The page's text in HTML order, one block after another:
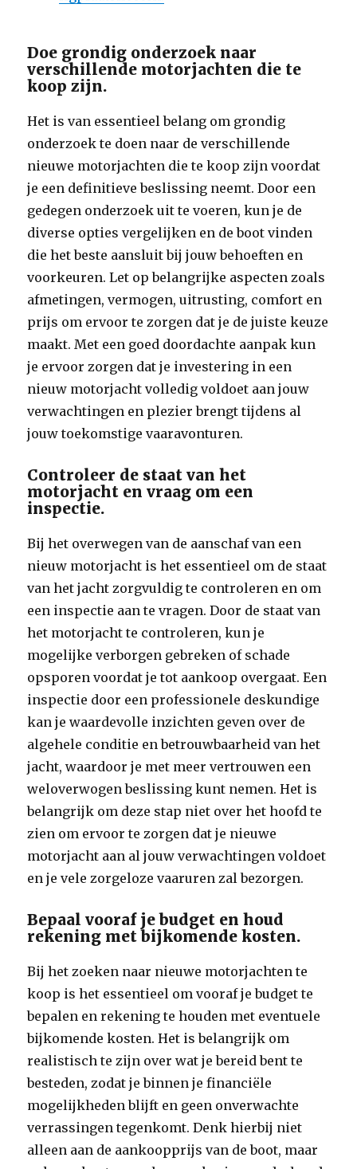
Doe grondig onderzoek naar
verschillende motorjachten die te
koop zijn.
Het is van essentieel belang om grondig
onderzoek te doen naar de verschillende
nieuwe motorjachten die te koop zijn voordat
je een definitieve beslissing neemt. Door een
gedegen onderzoek uit te voeren, kun je de
diverse opties vergelijken en de boot vinden
die het beste aansluit bij jouw behoeften en
voorkeuren. Let op belangrijke aspecten zoals
afmetingen, vermogen, uitrusting, comfort en
prijs om ervoor te zorgen dat je de juiste keuze
maakt. Met een goed doordachte aanpak kun
je ervoor zorgen dat je investering in een
nieuw motorjacht volledig voldoet aan jouw
verwachtingen en plezier brengt tijdens al
jouw toekomstige vaaravonturen.
Controleer de staat van het
motorjacht en vraag om een
inspectie.
Bij het overwegen van de aanschaf van een
nieuw motorjacht is het essentieel om de staat
van het jacht zorgvuldig te controleren en om
een inspectie aan te vragen. Door de staat van
het motorjacht te controleren, kun je
mogelijke verborgen gebreken of schade
opsporen voordat je tot aankoop overgaat. Een
inspectie door een professionele deskundige
kan je waardevolle inzichten geven over de
algehele conditie en betrouwbaarheid van het
jacht, waardoor je met meer vertrouwen een
weloverwogen beslissing kunt nemen. Het is
belangrijk om deze stap niet over het hoofd te
zien om ervoor te zorgen dat je nieuwe
motorjacht aan al jouw verwachtingen voldoet
en je vele zorgeloze vaaruren zal bezorgen.
Bepaal vooraf je budget en houd
rekening met bijkomende kosten.
Bij het zoeken naar nieuwe motorjachten te
koop is het essentieel om vooraf je budget te
bepalen en rekening te houden met eventuele
bijkomende kosten. Het is belangrijk om
realistisch te zijn over wat je bereid bent te
besteden, zodat je binnen je financiële
mogelijkheden blijft en geen onverwachte
verrassingen tegenkomt. Denk hierbij niet
alleen aan de aankoopprijs van de boot, maar